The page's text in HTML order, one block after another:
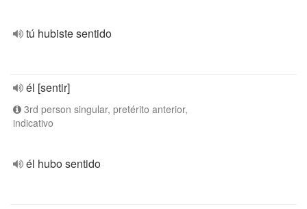
tú hubiste sentido
él [sentir]
3rd person singular, pretérito anterior,
indicativo
él hubo sentido